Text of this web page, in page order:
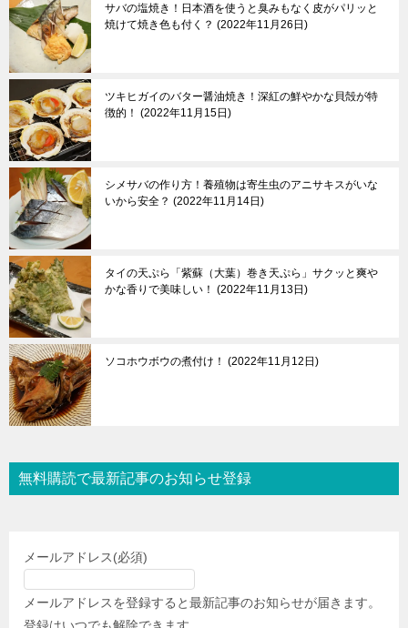
サバの塩焼き！日本酒を使うと臭みもなく皮がパリッと
焼けて焼き色も付く？
2022年11月26日
ツキヒガイのバター醤油焼き！深紅の鮮やかな貝殻が特
徴的！
2022年11月15日
シメサバの作り方！養殖物は寄生虫のアニサキスがいな
いから安全？
2022年11月14日
タイの天ぷら「紫蘇（大葉）巻き天ぷら」サクッと爽や
かな香りで美味しい！
2022年11月13日
ソコホウボウの煮付け！ 2022年11月12日
無料購読で最新記事のお知らせ登録
メールアドレス(必須)
メールアドレスを登録すると最新記事のお知らせが届きます。
登録はいつでも解除できます。